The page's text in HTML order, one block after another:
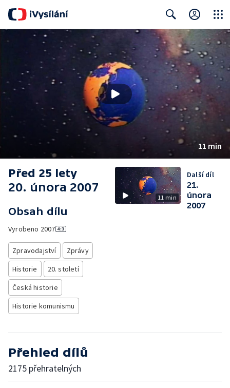
Search Close
11 min
Před 25 lety
20. února 2007
Obsah dílu
Vyrobeno 2007
Zpravodajství
Zprávy
Historie
20. století
Česká historie
Historie komunismu
11 min
Další díl
21.
února
2007
Přehled dílů
2175 přehratelných